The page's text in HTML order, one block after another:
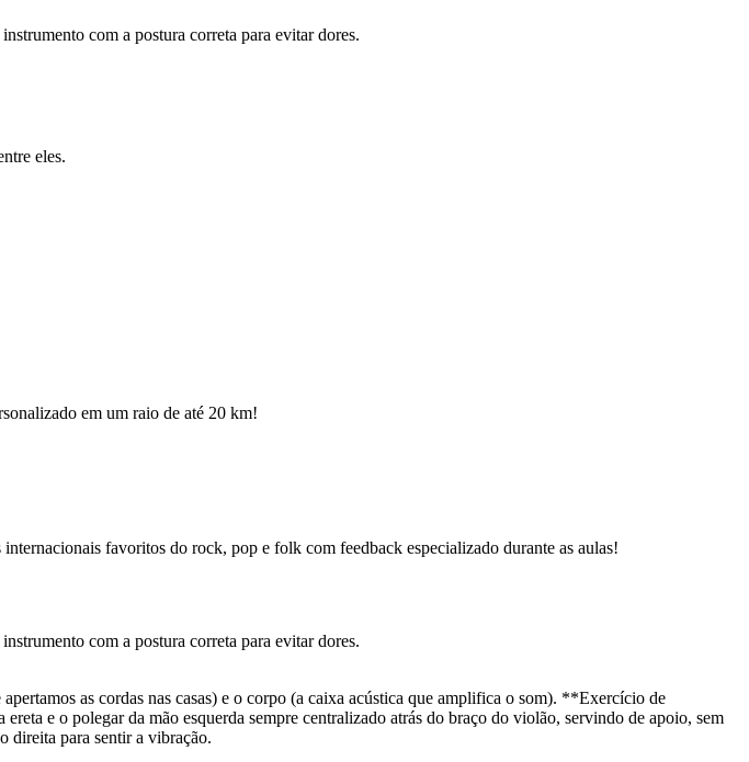
com a postura correta para evitar dores.
eles.
em um raio de até 20 km!
favoritos do rock, pop e folk com feedback especializado durante as aulas!
com a postura correta para evitar dores.
as cordas nas casas) e o corpo (a caixa acústica que amplifica o som). **Exercício de
e o polegar da mão esquerda sempre centralizado atrás do braço do violão, servindo de apoio, sem
direita para sentir a vibração.